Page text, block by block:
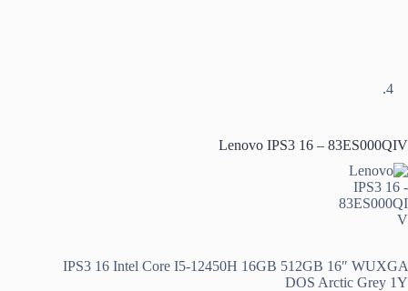
Lenovo IPS3 16 – 83ES000QIV
IPS3 16 Intel Core I5-12450H 16GB 512GB 16″ WUXGA
DOS Arctic Grey 1Y